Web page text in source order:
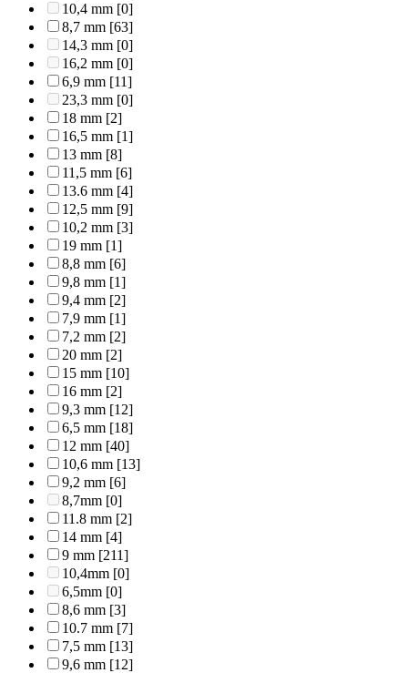
10,4 mm [0]
8,7 mm [63]
14,3 mm [0]
16,2 mm [0]
6,9 mm [11]
23,3 mm [0]
18 mm [2]
16,5 mm [1]
13 mm [8]
11,5 mm [6]
13.6 mm [4]
12,5 mm [9]
10,2 mm [3]
19 mm [1]
8,8 mm [6]
9,8 mm [1]
9,4 mm [2]
7,9 mm [1]
7,2 mm [2]
20 mm [2]
15 mm [10]
16 mm [2]
9,3 mm [12]
6,5 mm [18]
12 mm [40]
10,6 mm [13]
9,2 mm [6]
8,7mm [0]
11.8 mm [2]
14 mm [4]
9 mm [211]
10,4mm [0]
6,5mm [0]
8,6 mm [3]
10.7 mm [7]
7,5 mm [13]
9,6 mm [12]